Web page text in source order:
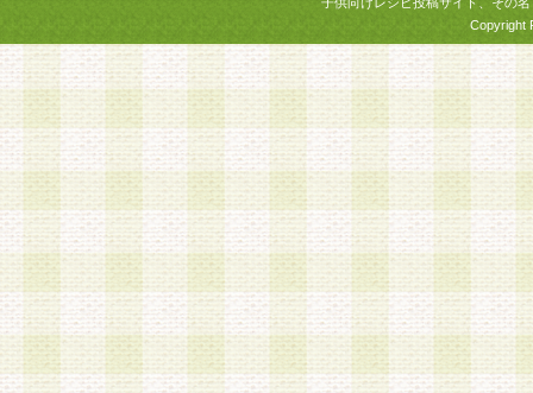
Copyright